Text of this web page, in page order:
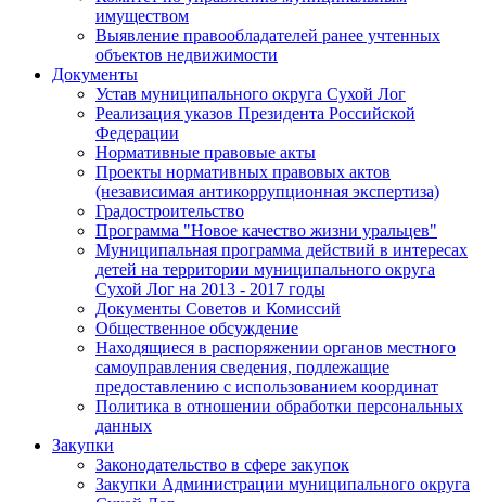
имуществом
Выявление правообладателей ранее учтенных
объектов недвижимости
Документы
Устав муниципального округа Сухой Лог
Реализация указов Президента Российской
Федерации
Нормативные правовые акты
Проекты нормативных правовых актов
(независимая антикоррупционная экспертиза)
Градостроительство
Программа "Новое качество жизни уральцев"
Муниципальная программа действий в интересах
детей на территории муниципального округа
Сухой Лог на 2013 - 2017 годы
Документы Советов и Комиссий
Общественное обсуждение
Находящиеся в распоряжении органов местного
самоуправления сведения, подлежащие
предоставлению с использованием координат
Политика в отношении обработки персональных
данных
Закупки
Законодательство в сфере закупок
Закупки Администрации муниципального округа